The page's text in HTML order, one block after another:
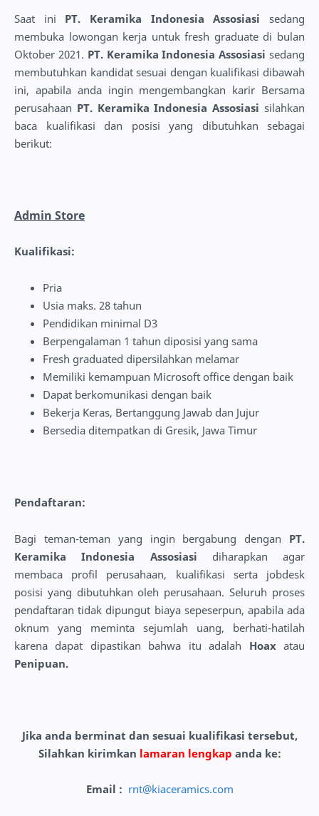
Saat ini PT. Keramika Indonesia Assosiasisedang
membuka lowongan kerja untuk fresh graduate di bulan
Oktober 2021. PT. Keramika Indonesia Assosiasisedang
membutuhkan kandidat sesuai dengan kualifikasi dibawah
ini, apabila anda ingin mengembangkan karir Bersama
perusahaan PT. Keramika Indonesia Assosiasisilahkan
baca kualifikasi dan posisi yang dibutuhkan sebagai
berikut:
Admin Store
Kualifikasi:
Pria
Usia maks. 28 tahun
Pendidikan minimal D3
Berpengalaman 1 tahun diposisi yang sama
Fresh graduated dipersilahkan melamar
Memiliki kemampuan Microsoft office dengan baik
Dapat berkomunikasi dengan baik
Bekerja Keras, Bertanggung Jawab dan Jujur
Bersedia ditempatkan di Gresik, Jawa Timur
Pendaftaran:
Bagi teman-teman yang ingin bergabung dengan PT.
Keramika Indonesia Assosiasi diharapkan agar
membaca profil perusahaan, kualifikasi serta jobdesk
posisi yang dibutuhkan oleh perusahaan. Seluruh proses
pendaftaran tidak dipungut biaya sepeserpun, apabila ada
oknum yang meminta sejumlah uang, berhati-hatilah
karena dapat dipastikan bahwa itu adalah Hoaxatau
Penipuan.
Jika anda berminat dan sesuai kualifikasi tersebut,
Silahkan kirimkan lamaran lengkap anda ke:
Email : rnt@kiaceramics.com